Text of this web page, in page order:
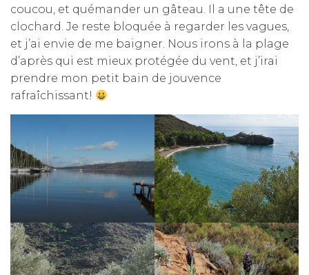
coucou, et quémander un gâteau. Il a une tête de
clochard. Je reste bloquée à regarder les vagues,
et j’ai envie de me baigner. Nous irons à la plage
d’après qui est mieux protégée du vent, et j’irai
prendre mon petit bain de jouvence
rafraîchissant!